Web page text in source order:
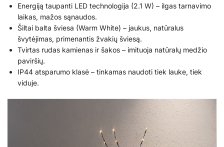
Energiją taupanti LED technologija (2.1 W) – ilgas tarnavimo
laikas, mažos sąnaudos.
Šiltai balta šviesa (Warm White) – jaukus, natūralus
švytėjimas, primenantis žvakių šviesą.
Tvirtas rudas kamienas ir šakos – imituoja natūralų medžio
paviršių.
IP44 atsparumo klasė – tinkamas naudoti tiek lauke, tiek
viduje.